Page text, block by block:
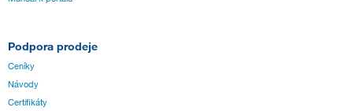
Podpora prodeje
Ceníky
Návody
Certifikáty